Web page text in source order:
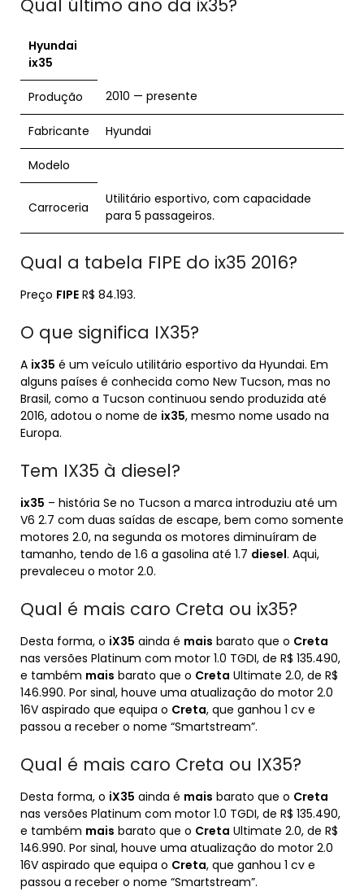
Qual último ano da ix35?
Hyundai
ix35
Produção 2010 — presente
Fabricante Hyundai
Modelo
Carroceria
Utilitário esportivo, com capacidade
para 5 passageiros.
Qual a tabela FIPE do ix35 2016?
Preço FIPE R$ 84.193.
O que significa IX35?
A ix35 é um veículo utilitário esportivo da Hyundai. Em
alguns países é conhecida como New Tucson, mas no
Brasil, como a Tucson continuou sendo produzida até
2016, adotou o nome de ix35, mesmo nome usado na
Europa.
Tem IX35 à diesel?
ix35 – história Se no Tucson a marca introduziu até um
V6 2.7 com duas saídas de escape, bem como somente
motores 2.0, na segunda os motores diminuíram de
tamanho, tendo de 1.6 a gasolina até 1.7 diesel. Aqui,
prevaleceu o motor 2.0.
Qual é mais caro Creta ou ix35?
Desta forma, o iX35 ainda é mais barato que o Creta
nas versões Platinum com motor 1.0 TGDI, de R$ 135.490,
e também mais barato que o Creta Ultimate 2.0, de R$
146.990. Por sinal, houve uma atualização do motor 2.0
16V aspirado que equipa o Creta, que ganhou 1 cv e
passou a receber o nome “Smartstream”.
Qual é mais caro Creta ou IX35?
Desta forma, o iX35 ainda é mais barato que o Creta
nas versões Platinum com motor 1.0 TGDI, de R$ 135.490,
e também mais barato que o Creta Ultimate 2.0, de R$
146.990. Por sinal, houve uma atualização do motor 2.0
16V aspirado que equipa o Creta, que ganhou 1 cv e
passou a receber o nome “Smartstream”.